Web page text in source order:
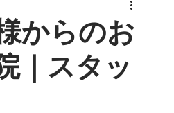
からのお
｜スタッ